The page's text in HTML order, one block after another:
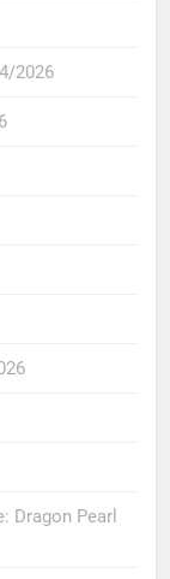
2026
Dragon Pearl